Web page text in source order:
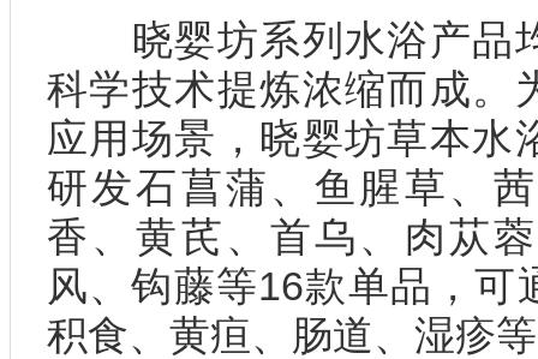
晓婴坊系列水浴产品
科学技术提炼浓缩而成。
应用场景，晓婴坊草本水
研发石菖蒲、鱼腥草、
香、黄芪、首乌、肉苁
风、钩藤等16款单品，可
积食、黄疸、肠道、湿疹